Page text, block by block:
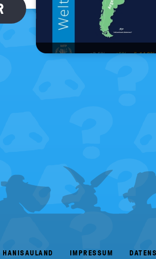
HANISAULAND IMPRESSUM